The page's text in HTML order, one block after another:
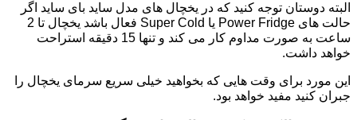
البته دوستان توجه کنید که در یخچال های مدل ساید بای ساید اگر
حالت های Power Fridge یا Super Cold فعال باشد یخچال تا 2
ساعت به صورت مداوم کار می کند و تنها 15 دقیقه استراحت
خواهد داشت.
این مورد برای وقت هایی که بخواهید خیلی سریع سرمای یخچال را
جبران کنید مفید خواهد بود.